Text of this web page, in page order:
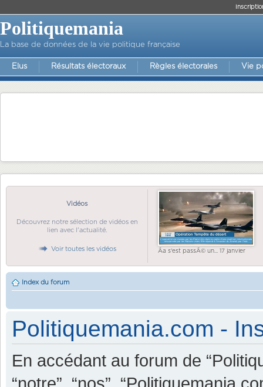
Politiquemania
La base de données de la vie politique française
Elus Résultats électoraux Règles électorales Vie
Vidéos
Découvrez notre sélection de vidéos en
lien avec l'actualité.
Voir toutes les vidéos Ãa s'est passÃ© un... 17 janvier
Index du forum
Politiquemania.com -
En accédant au forum de